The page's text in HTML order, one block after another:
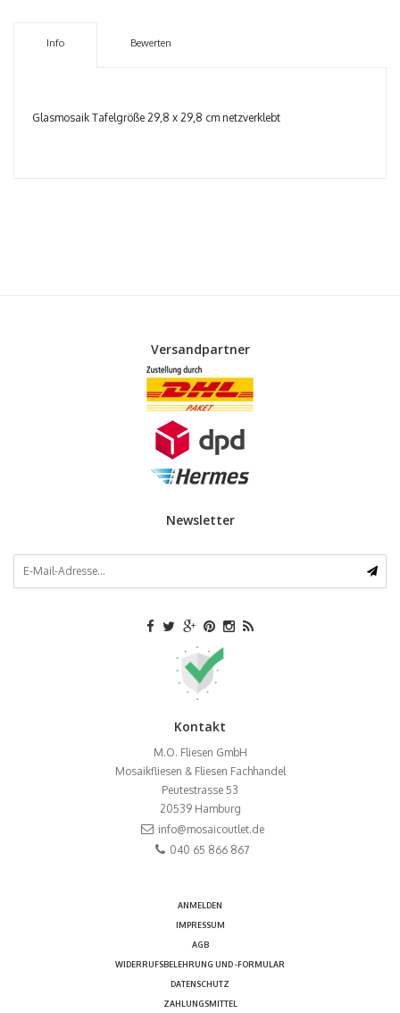
Info Bewerten
Glasmosaik Tafelgröße 29,8 x 29,8 cm netzverklebt
Versandpartner
Newsletter
Kontakt
M.O. Fliesen GmbH
Mosaikfliesen & Fliesen Fachhandel
Peutestrasse 53
20539 Hamburg
info@mosaicoutlet.de
040 65 866 867
ANMELDEN
IMPRESSUM
AGB
WIDERRUFSBELEHRUNG UND -FORMULAR
DATENSCHUTZ
ZAHLUNGSMITTEL